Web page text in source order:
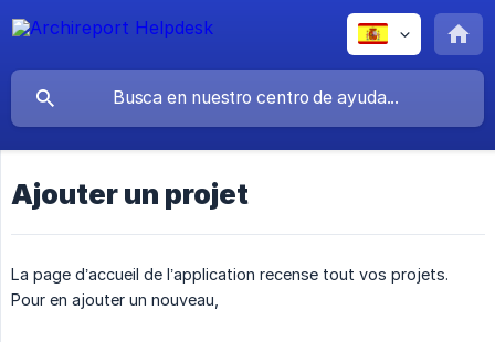
Ajouter un projet
La page d’accueil de l’application recense tout vos projets.
Pour en ajouter un nouveau,